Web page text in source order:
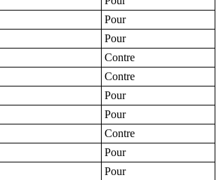
Pour
Pour
Contre
Contre
Pour
Pour
Contre
Pour
Pour